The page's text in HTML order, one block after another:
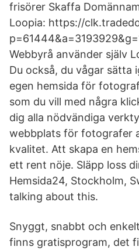
frisörer Skaffa
Loopia: https://
Webbyrå använder själv
Du också, du vågar sätta
egen hemsida för
som du vill med några
dig alla nödvändiga
webbplats för fotografer
kvalitet. Att skapa en
ett rent nöje. Släpp loss
Hemsida24, Stockholm,
talking about this.
Snyggt, snabbt och
finns gratisprogram, det